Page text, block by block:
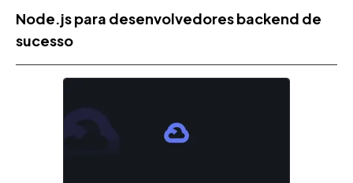
Node.js para desenvolvedores backend de
sucesso